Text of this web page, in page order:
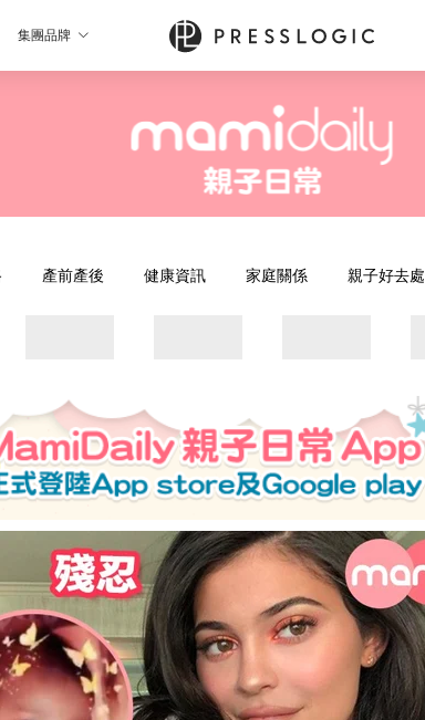
集團品牌
產前產後 健康資訊 家庭關係 親子好去處